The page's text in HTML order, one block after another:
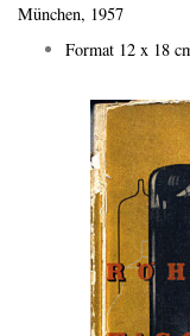
München, 1957
Format 12 x 18